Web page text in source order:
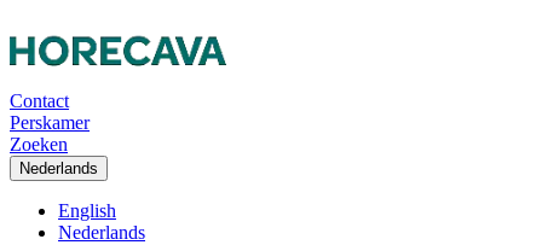
Contact
Perskamer
Zoeken
Nederlands
English
Nederlands